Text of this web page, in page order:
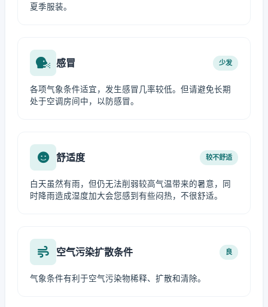
夏季服装。
感冒 少发
各项气象条件适宜，发生感冒几率较低。但请避免长期
处于空调房间中，以防感冒。
舒适度 较不舒适
白天虽然有雨，但仍无法削弱较高气温带来的暑意，同
时降雨造成湿度加大会您感到有些闷热，不很舒适。
空气污染扩散条件 良
气象条件有利于空气污染物稀释、扩散和清除。